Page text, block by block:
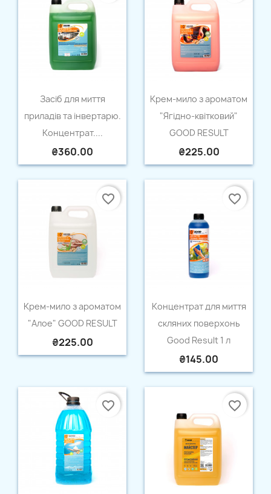
Quick view
Засіб для миття
приладів та інвертарю.
Концентрат....
₴360.00

Крем-мило з ароматом
"Ягідно-квітковий"
GOOD RESULT
₴225.00

Крем-мило з ароматом
"Алое" GOOD RESULT
₴225.00
favorite_border

Концентрат для миття
скляних поверхонь
Good Result 1 л
₴145.00
favorite_border
favorite_border favorite_border
Create wishlist ×
Wishlist name
Cancel Create wishlist